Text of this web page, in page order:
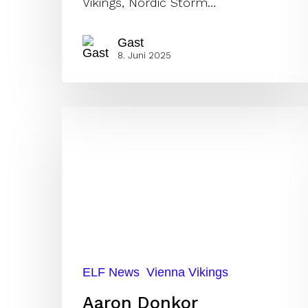
Gast
8. Juni 2025
ELF News Vienna Vikings
Aaron Donkor